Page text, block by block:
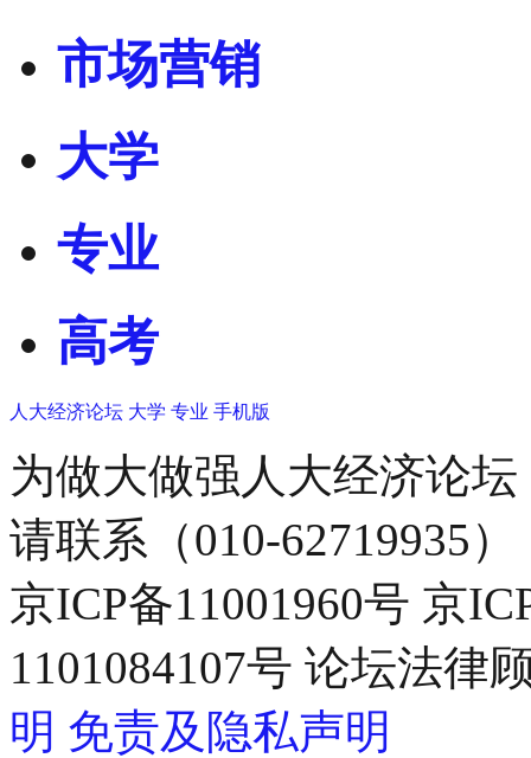
市场营销
大学
专业
高考
人大经济论坛 大学 专业 手机版
为做大做强人大经济论
请联系（010-62719935）
京ICP备11001960号 京
1101084107号 论坛法律
明 免责及隐私声明